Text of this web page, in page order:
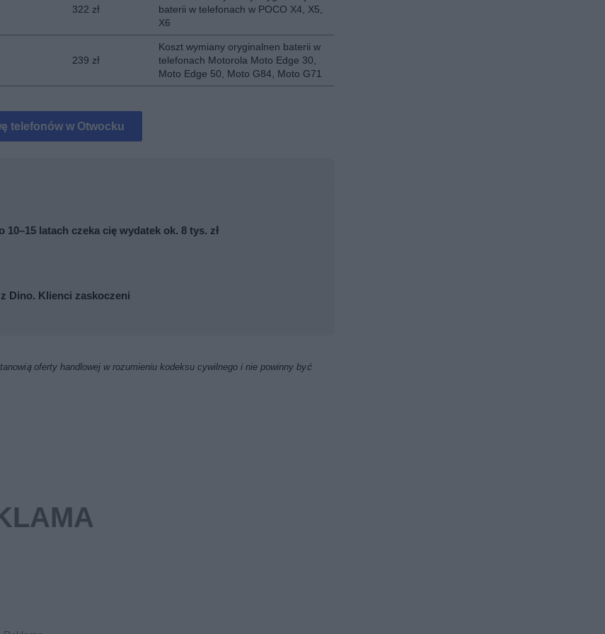
322 zł
baterii w telefonach w POCO X4, X5,
X6
239 zł
Koszt wymiany oryginalnen baterii w
telefonach Motorola Moto Edge 30,
Moto Edge 50, Moto G84, Moto G71
telefonów w Otwocku
latach czeka cię wydatek ok. 8 tys. zł
Dino. Klienci zaskoczeni
oferty handlowej w rozumieniu kodeksu cywilnego i nie powinny być